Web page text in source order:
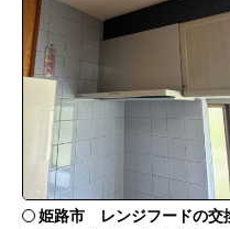
姫路市 レンジフードの交